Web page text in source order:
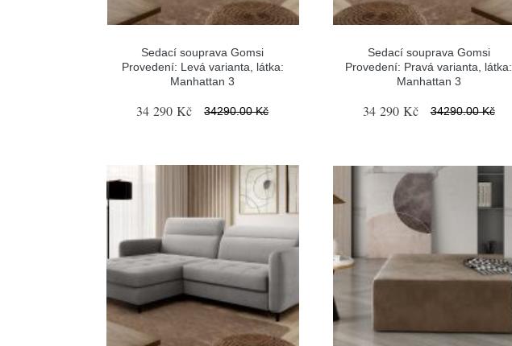
Sedací souprava Gomsi
Provedení: Levá varianta, látka:
Manhattan 3
34 290 Kč 34290.00 Kč
Sedací souprava Gomsi
Provedení: Pravá varianta, látka:
Manhattan 3
34 290 Kč 34290.00 Kč